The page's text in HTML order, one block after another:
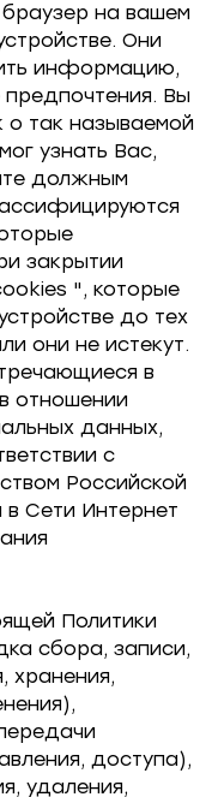
на вашем
Они
информацию,
предпочтения. Вы
о так называемой
узнать Вас,
должным
закрытии
", которые
до тех
они не истекут.
в
отношении
данных,
с
Российской
Сети Интернет
Политики
сбора, записи,
хранения,
доступа),
удаления,